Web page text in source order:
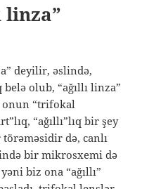
linza”
deyilir, əslində,
olub, “ağıllı linza”
onun “trifokal
“ağıllı”lıq bir şey
də, canlı
bir mikrosxemi də
biz ona “ağıllı”